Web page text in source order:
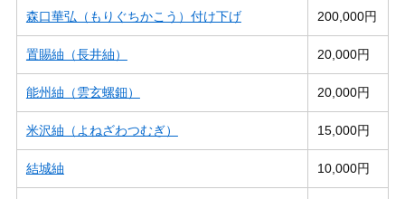
森口華弘（もりぐちかこう）付け下げ 200,000円
置賜紬（長井紬） 20,000円
能州紬（雲玄螺鈿） 20,000円
米沢紬（よねざわつむぎ） 15,000円
結城紬 10,000円